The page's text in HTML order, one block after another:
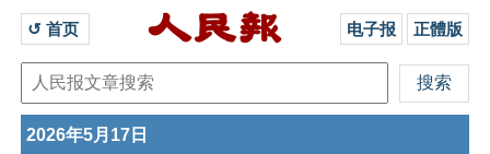
↺ 首页 电子报 正體版
2026年5月17日